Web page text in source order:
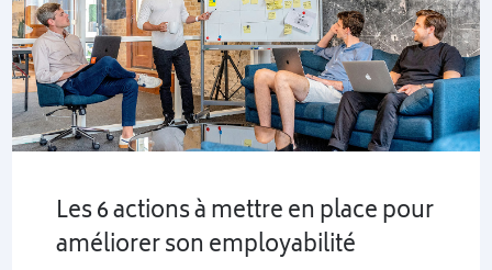
Les 6 actions à mettre en place pour
améliorer son employabilité